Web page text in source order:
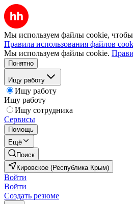
Мы используем файлы cookie, чтобы
Правила использования файлов
Мы используем файлы cookie.
Понятно
Ищу работу
Ищу работу
Ищу работу
Ищу сотрудника
Сервисы
Помощь
Ещё
Поиск
Кировское (Республика Крым)
Войти
Войти
Создать резюме